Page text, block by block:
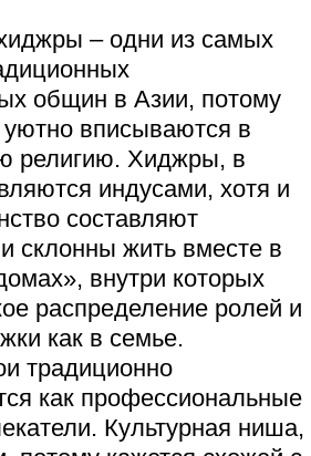
– одни из самых
общин в Азии, потому
уютно вписываются в
религию. Хиджры, в
индусами, хотя и
составляют
склонны жить вместе в
внутри которых
распределение ролей и
как в семье.
традиционно
как профессиональные
Культурная ниша,